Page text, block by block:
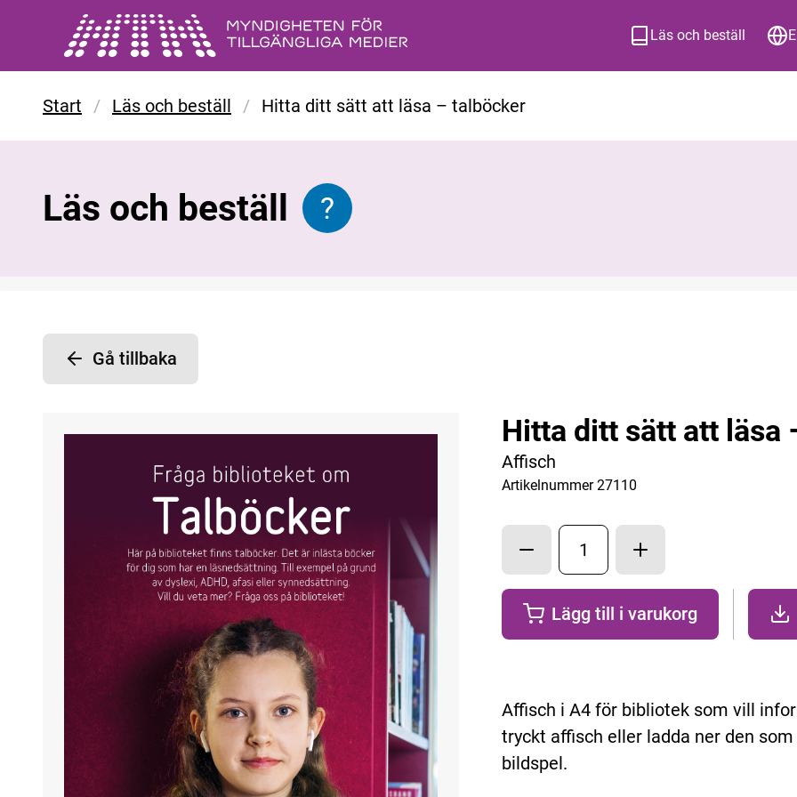
Gå till huvudinnehåll
Läs och beställ
Start / Läs och beställ / Hitta ditt sätt att läsa – talböcker
Läs och beställ ?Information om hur du beställer
Gå tillbaka
Hitta ditt sätt att läsa
Affisch
Artikelnummer 27110
Lägg till i varukorg
Lägg till1
Affisch i A4 för bibliotek som vill
tryckt affisch eller ladda ner den
bildspel.